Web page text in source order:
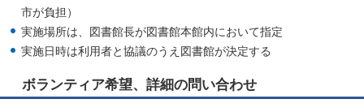
市が負担）
実施場所は、図書館長が図書館本館内において指定
実施日時は利用者と協議のうえ図書館が決定する
ボランティア希望、詳細の問い合わせ